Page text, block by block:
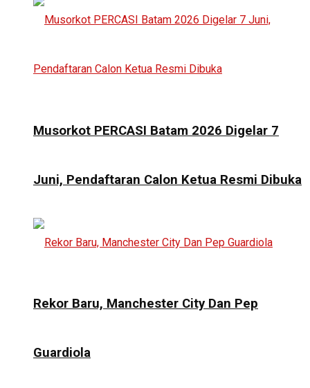
Musorkot PERCASI Batam 2026 Digelar 7
Juni, Pendaftaran Calon Ketua Resmi Dibuka
Rekor Baru, Manchester City Dan Pep
Guardiola